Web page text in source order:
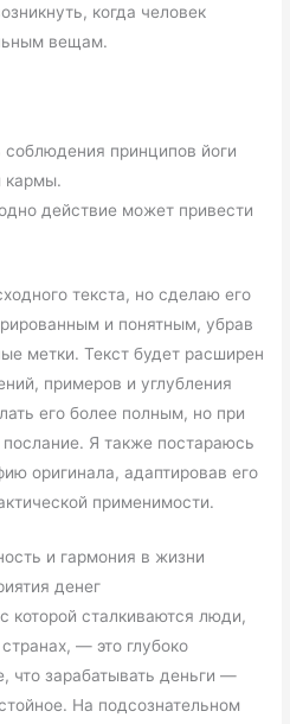
когда человек
вещам.
принципов йоги
кармы.
действие может привести
текста, но сделаю его
и понятным, убрав
метки. Текст будет расширен
примеров и углубления
его более полным, но при
Я также постараюсь
оригинала, адаптировав его
применимости.
и гармония в жизни
денег
которой сталкиваются люди,
— это глубоко
что зарабатывать деньги —
На подсознательном